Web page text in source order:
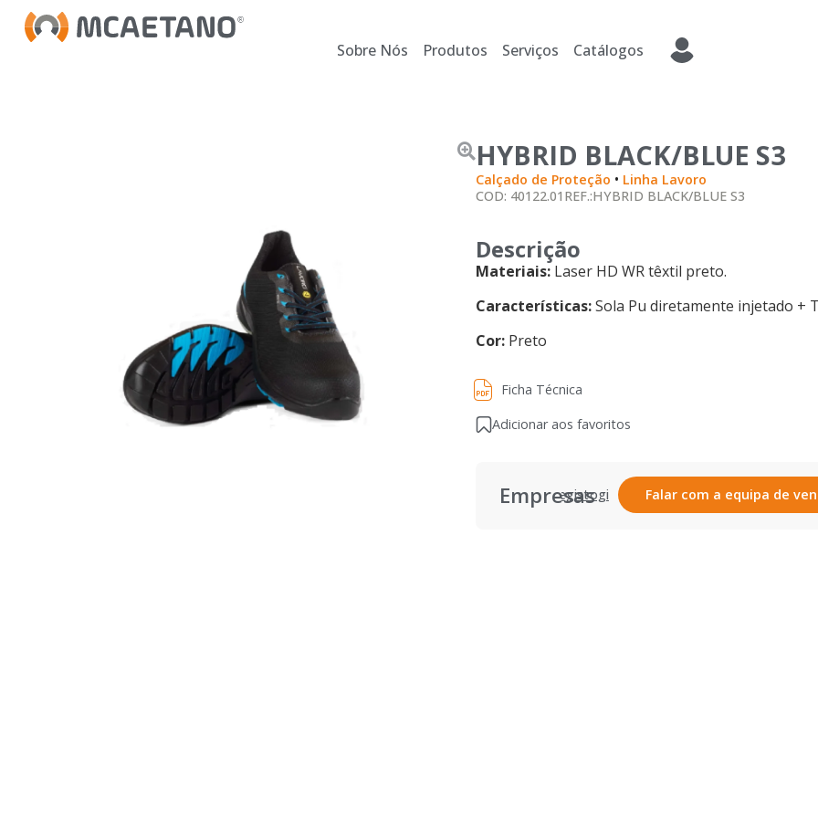
Sobre Nós Produtos Serviços Catálogos
HYBRID BLACK/BLUE S3
Calçado de Proteção • Linha Lavoro
COD: 40122.01 REF.:HYBRID BLACK/BLUE S3
Descrição
Materiais: Laser HD WR têxtil preto.
Características:Sola Pu diretamente injetado +
Cor:Preto
Ficha Técnica
Adicionar aos favoritos
Empresas
Registar
Login Falar com a equipa de